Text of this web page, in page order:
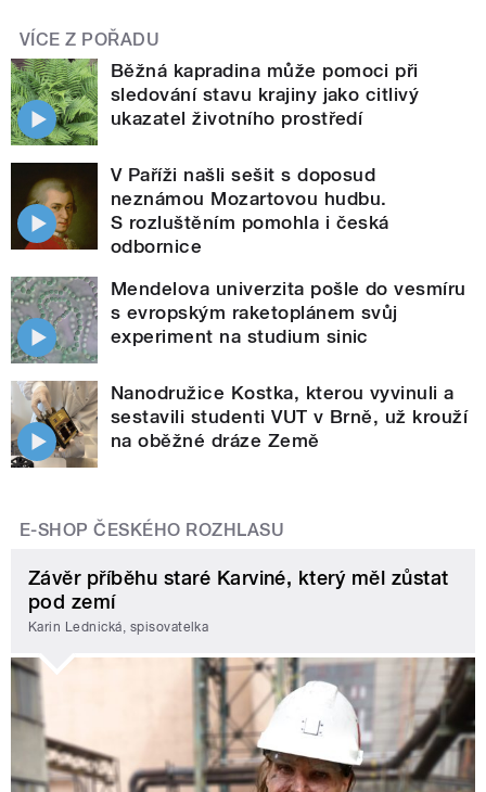
VÍCE Z POŘADU
Běžná kapradina může pomoci při
sledování stavu krajiny jako citlivý
ukazatel životního prostředí
V Paříži našli sešit s doposud
neznámou Mozartovou hudbu.
S rozluštěním pomohla i česká
odbornice
Mendelova univerzita pošle do vesmíru
s evropským raketoplánem svůj
experiment na studium sinic
Nanodružice Kostka, kterou vyvinuli a
sestavili studenti VUT v Brně, už krouží
na oběžné dráze Země
E-SHOP ČESKÉHO ROZHLASU
Závěr příběhu staré Karviné, který měl zůstat
pod zemí
Karin Lednická, spisovatelka